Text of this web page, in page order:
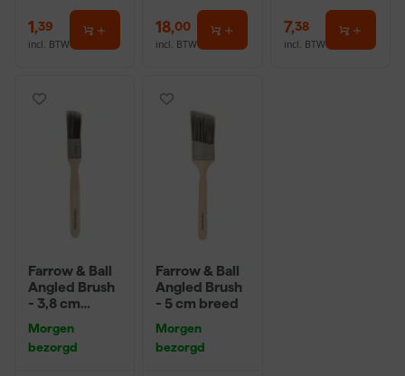
1,39
incl. BTW
18,00
incl. BTW
7,38
incl. BTW
Farrow & Ball
Angled Brush
- 3,8 cm
Morgen
bezorgd
Farrow & Ball
Angled Brush
- 5 cm breed
Morgen
bezorgd